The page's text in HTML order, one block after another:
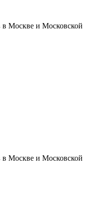
в Москве и Московской
в Москве и Московской